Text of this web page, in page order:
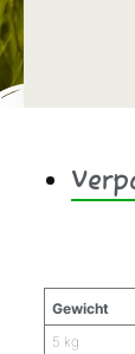
Gewicht
5 kg